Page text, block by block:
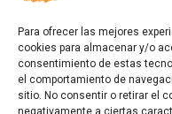
Para ofrecer las mejores
cookies para almacenar y/o
consentimiento de estas
el comportamiento de
sitio. No consentir o retirar el
negativamente a ciertas
© 2023